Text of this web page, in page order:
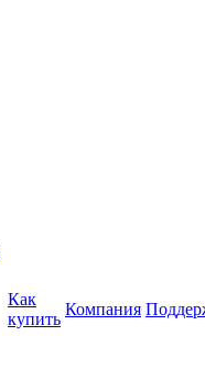
Как
купить
Компания